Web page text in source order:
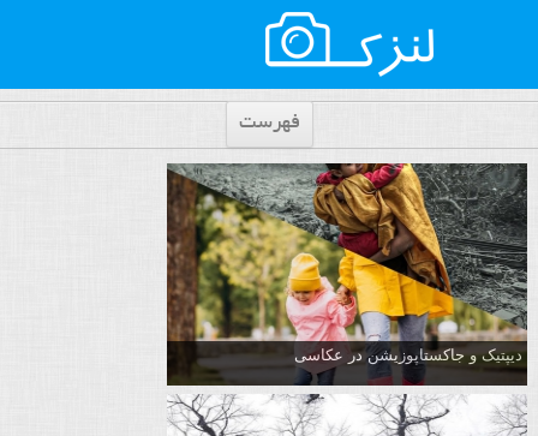
فهرست
دیپتیک و جاکستا‌پوزیشن در عکاسی